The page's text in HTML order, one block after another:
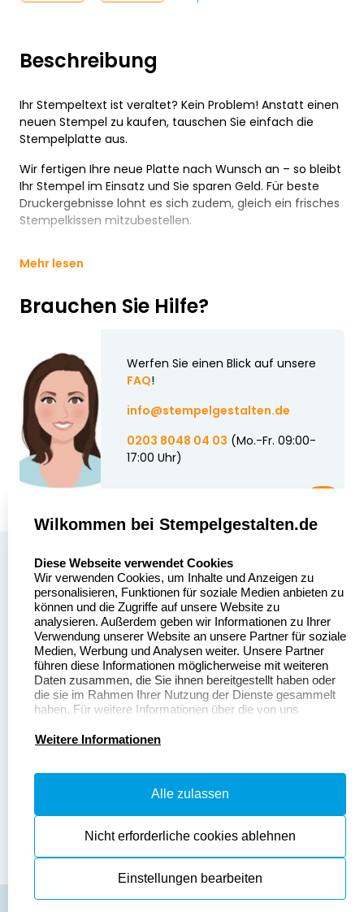
Beschreibung
Ihr Stempeltext ist veraltet? Kein Problem! Anstatt einen
neuen Stempel zu kaufen, tauschen Sie einfach die
Stempelplatte aus.
Wir fertigen Ihre neue Platte nach Wunsch an – so bleibt
Ihr Stempel im Einsatz und Sie sparen Geld. Für beste
Druckergebnisse lohnt es sich zudem, gleich ein frisches
Stempelkissen mitzubestellen.
Mehr lesen
Brauchen Sie Hilfe?
Werfen Sie einen Blick auf unsere
FAQ!
info@stempelgestalten.de
0203 8048 04 03 (Mo.-Fr. 09:00-
17:00 Uhr)
Stempelgestalten.de
Asterlager Straße 97
47228 Duisburg
Deutschland
Über uns
Sitemap
Alle
Stempelinformationen
Dateivorgaben
Fragen & Antworten
Datenschutzerklärung
Widerrufsrecht
Zahlung & Versand
Widerruf & Rückgabe
Wilkommen bei Stempelgestalten.de
Diese Webseite verwendet Cookies
Wir verwenden Cookies, um Inhalte und Anzeigen zu
personalisieren, Funktionen für soziale Medien anbieten zu
können und die Zugriffe auf unsere Website zu
analysieren. Außerdem geben wir Informationen zu Ihrer
Verwendung unserer Website an unsere Partner für soziale
Medien, Werbung und Analysen weiter. Unsere Partner
führen diese Informationen möglicherweise mit weiteren
Daten zusammen, die Sie ihnen bereitgestellt haben oder
die sie im Rahmen Ihrer Nutzung der Dienste gesammelt
haben. Für weitere Informationen über die von uns
Datenschutzerklärung.
Weitere Informationen
Alle zulassen
Nicht erforderliche cookies ablehnen
Einstellungen bearbeiten